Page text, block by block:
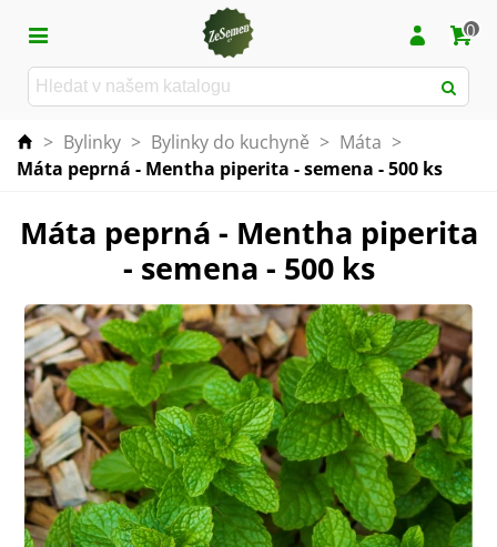
0
> Bylinky > Bylinky do kuchyně > Máta >
Máta peprná - Mentha piperita - semena - 500 ks
Máta peprná - Mentha piperita
- semena - 500 ks